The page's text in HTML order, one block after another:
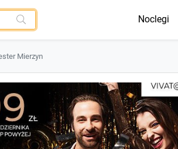
Noclegi
Mierzyn